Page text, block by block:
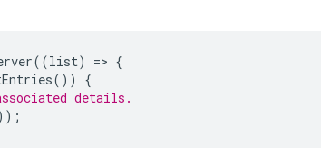
((list) => {
())
{
details.